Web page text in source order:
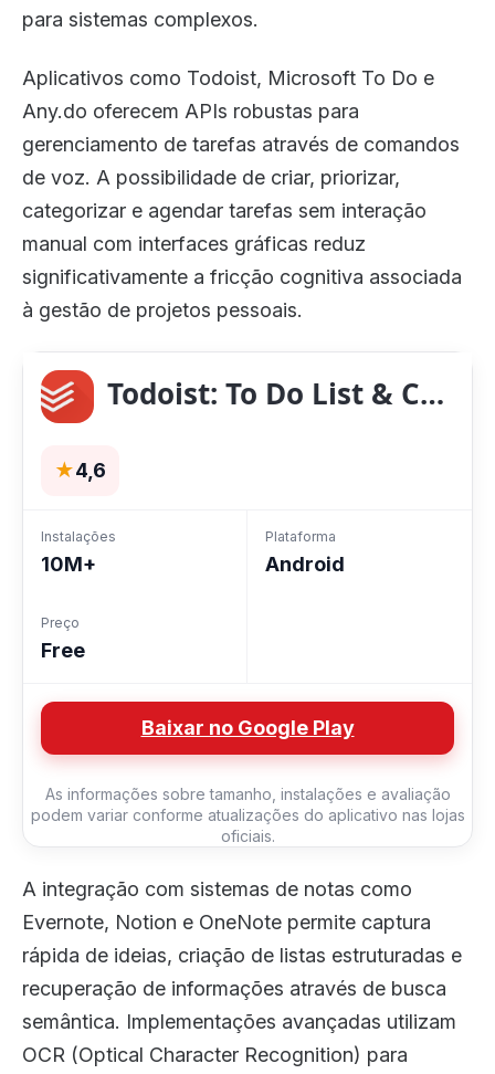
para sistemas complexos.
Aplicativos como Todoist, Microsoft To Do e
Any.do oferecem APIs robustas para
gerenciamento de tarefas através de comandos
de voz. A possibilidade de criar, priorizar,
categorizar e agendar tarefas sem interação
manual com interfaces gráficas reduz
significativamente a fricção cognitiva associada
à gestão de projetos pessoais.
Todoist: To Do List & Calendar
★4,6
Instalações
10M+
Plataforma
Android
Preço
Free
Baixar no Google Play
As informações sobre tamanho, instalações e avaliação
podem variar conforme atualizações do aplicativo nas lojas
oficiais.
A integração com sistemas de notas como
Evernote, Notion e OneNote permite captura
rápida de ideias, criação de listas estruturadas e
recuperação de informações através de busca
semântica. Implementações avançadas utilizam
OCR (Optical Character Recognition) para